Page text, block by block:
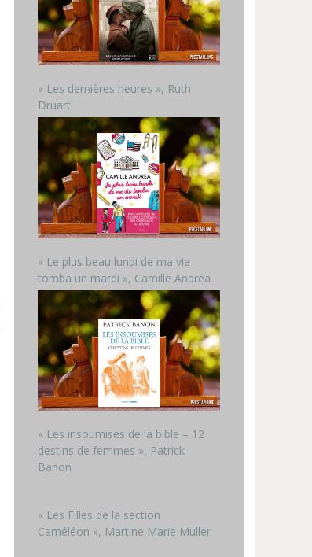
« Les dernières heures », Ruth
Druart
« Le plus beau lundi de ma vie
tomba un mardi », Camille Andrea
« Les insoumises de la bible – 12
destins de femmes », Patrick
Banon
« Les Filles de la section
Caméléon », Martine Marie Muller